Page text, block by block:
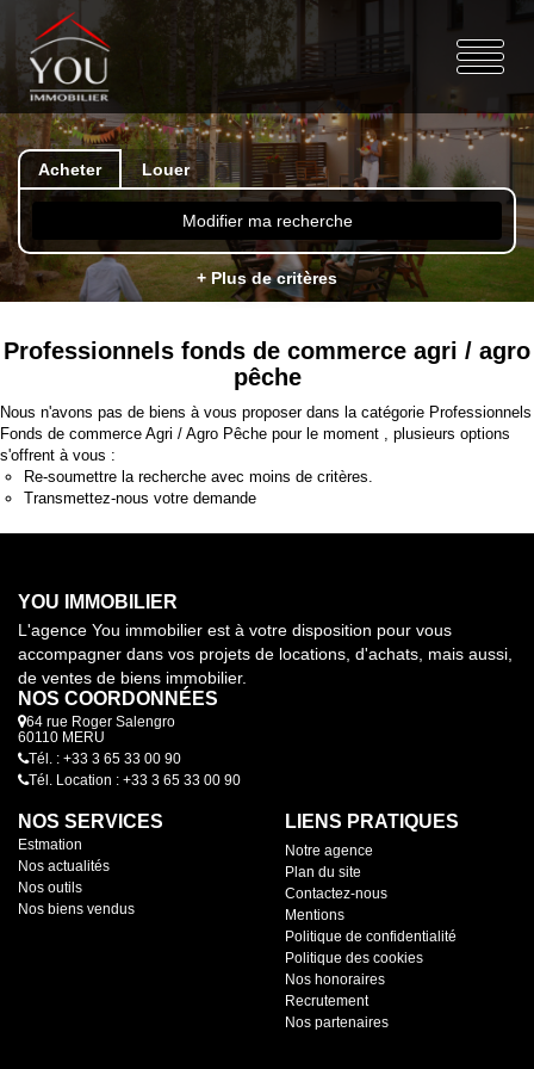
Acheter Louer
Modifier ma recherche
+ Plus de critères
Professionnels fonds de commerce agri / agro
pêche
Nous n'avons pas de biens à vous proposer dans la catégorie Professionnels
Fonds de commerce Agri / Agro Pêche pour le moment , plusieurs options
s'offrent à vous :
Re-soumettre la recherche avec moins de critères.
Transmettez-nous votre demande
YOU IMMOBILIER
L'agence You immobilier est à votre disposition pour vous
accompagner dans vos projets de locations, d'achats, mais aussi,
de ventes de biens immobilier.
NOS COORDONNÉES
64 rue Roger Salengro
60110 MERU
Tél. : +33 3 65 33 00 90
Tél. Location : +33 3 65 33 00 90
NOS SERVICES
Estmation
Nos actualités
Nos outils
Nos biens vendus
LIENS PRATIQUES
Notre agence
Plan du site
Contactez-nous
Mentions
Politique de confidentialité
Politique des cookies
Nos honoraires
Recrutement
Nos partenaires